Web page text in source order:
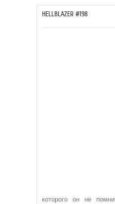
HELLBLAZER #198
которого он не